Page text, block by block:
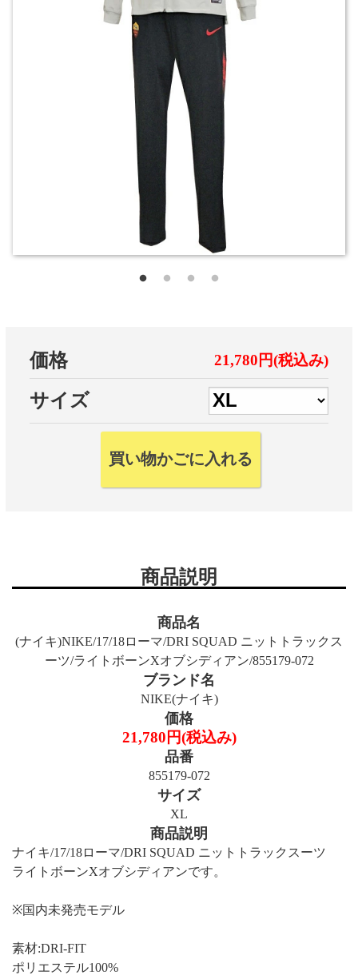
価格 21,780円(税込み)
サイズ
商品説明
商品名
(ナイキ)NIKE/17/18ローマ/DRI SQUAD ニットトラックス
ーツ/ライトボーンXオブシディアン/855179-072
ブランド名
NIKE(ナイキ)
価格
21,780円(税込み)
品番
855179-072
サイズ
XL
商品説明
ナイキ/17/18ローマ/DRI SQUAD ニットトラックスーツ
ライトボーンXオブシディアンです。
※国内未発売モデル
素材:DRI-FIT
ポリエステル100%